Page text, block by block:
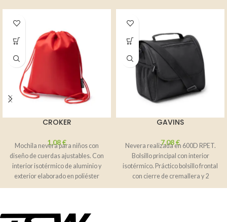
CROKER
1,08€
Mochila nevera para niños con
diseño de cuerdas ajustables. Con
interior isotérmico de aluminio y
exterior elaborado en poliéster
reciclado
GAVINS
7,08€
Nevera realizada en 600D RPET.
Bolsillo principal con interior
isotérmico. Práctico bolsillo frontal
con cierre de cremallera y 2
bolsillos